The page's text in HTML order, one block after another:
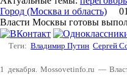
Город (Москва и область)
Власти Москвы готовы
Теги: Владимир Путин Сергей
1 декабря. Mossovetinfo.ru —